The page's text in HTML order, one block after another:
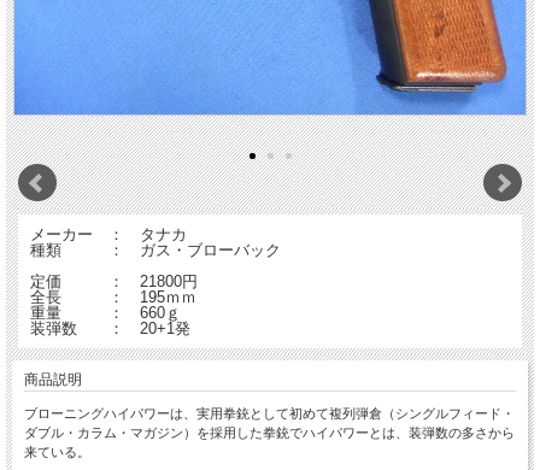
メーカー ： タナカ
種類 ： ガス・ブローバック
定価 ： 21800円
全長 ： 195ｍｍ
重量 ： 660ｇ
装弾数 ： 20+1発
商品説明
ブローニングハイパワーは、実用拳銃として初めて複列弾倉（シングルフィード・
ダブル・カラム・マガジン）を採用した拳銃でハイパワーとは、装弾数の多さから
来ている。